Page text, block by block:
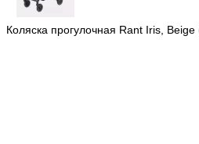
Коляска прогулочная Rant Iris,